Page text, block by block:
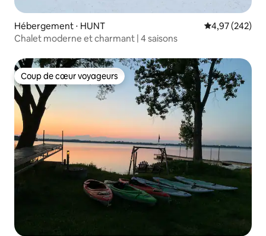
Hébergement ⋅ HUNT Évaluation
4,97 (242)
Chalet moderne et charmant | 4 saisons
Coup de cœur voyageurs
Coup de cœur voyageurs